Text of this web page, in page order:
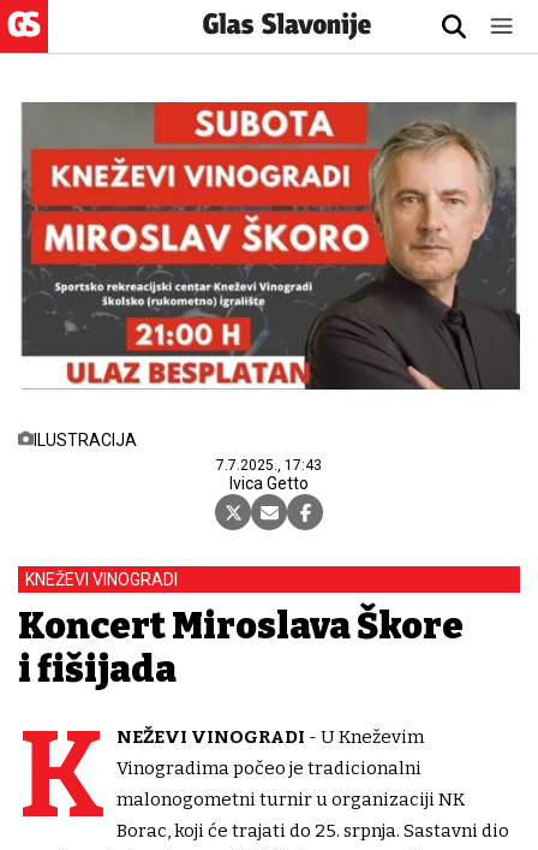
ILUSTRACIJA
7.7.2025., 17:43
Ivica Getto
KNEŽEVI VINOGRADI
Koncert Miroslava Škore
i fišijada
K NEŽEVI VINOGRADI - U Kneževim
Vinogradima počeo je tradicionalni
malonogometni turnir u organizaciji NK
Borac, koji će trajati do 25. srpnja. Sastavni dio